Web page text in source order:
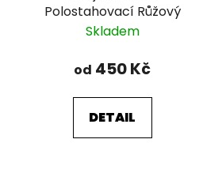
Polostahovací Růžový
Skladem
od 450 Kč
DETAIL